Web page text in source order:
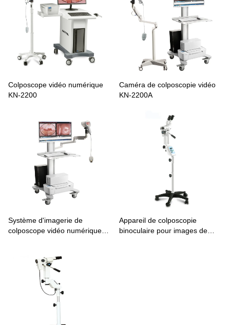
Colposcope vidéo numérique
KN-2200
Caméra de colposcopie vidéo
KN-2200A
Système d'imagerie de
colposcope vidéo numérique
Appareil de colposcopie
binoculaire pour images de